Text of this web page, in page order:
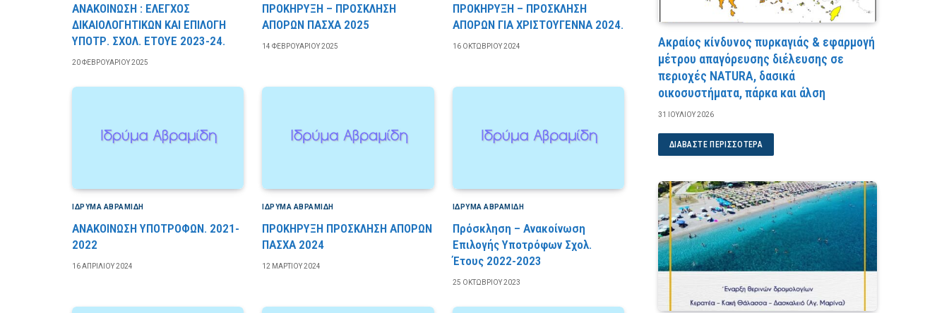
ΑΝΑΚΟΙΝΩΣΗ : ΕΛΕΓΧΟΣ
ΔΙΚΑΙΟΛΟΓΗΤΙΚΩΝ ΚΑΙ ΕΠΙΛΟΓΗ
ΥΠΟΤΡ. ΣΧΟΛ. ΕΤΟΥΕ 2023-24.
20 ΦΕΒΡΟΥΑΡΊΟΥ 2025
ΠΡΟΚΗΡΥΞΗ – ΠΡΟΣΚΛΗΣΗ
ΑΠΟΡΩΝ ΠΑΣΧΑ 2025
14 ΦΕΒΡΟΥΑΡΊΟΥ 2025
ΠΡΟΚΗΡΥΞΗ – ΠΡΟΣΚΛΗΣΗ
ΑΠΟΡΩΝ ΓΙΑ ΧΡΙΣΤΟΥΓΕΝΝΑ 2024.
16 ΟΚΤΩΒΡΊΟΥ 2024
ΙΔΡΎΜΑ ΑΒΡΑΜΊΔΗ
ΑΝΑΚΟΙΝΩΣΗ ΥΠΟΤΡΟΦΩΝ. 2021-
2022
16 ΑΠΡΙΛΊΟΥ 2024
ΙΔΡΎΜΑ ΑΒΡΑΜΊΔΗ
ΠΡΟΚΗΡΥΞΗ ΠΡΟΣΚΛΗΣΗ ΑΠΟΡΩΝ
ΠΑΣΧΑ 2024
12 ΜΑΡΤΊΟΥ 2024
ΙΔΡΎΜΑ ΑΒΡΑΜΊΔΗ
Πρόσκληση – Ανακοίνωση
Επιλογής Υποτρόφων Σχολ.
Έτους 2022-2023
25 ΟΚΤΩΒΡΊΟΥ 2023
Ακραίος κίνδυνος πυρκαγιάς & εφαρμογή
μέτρου απαγόρευσης διέλευσης σε
περιοχές NATURA, δασικά
οικοσυστήματα, πάρκα και άλση
31 ΙΟΥΛΊΟΥ 2026
ΔΙΑΒΆΣΤΕ ΠΕΡΙΣΣΌΤΕΡΑ